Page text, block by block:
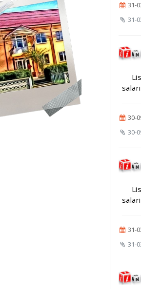
31-
31-
30-
30-
31-
31-